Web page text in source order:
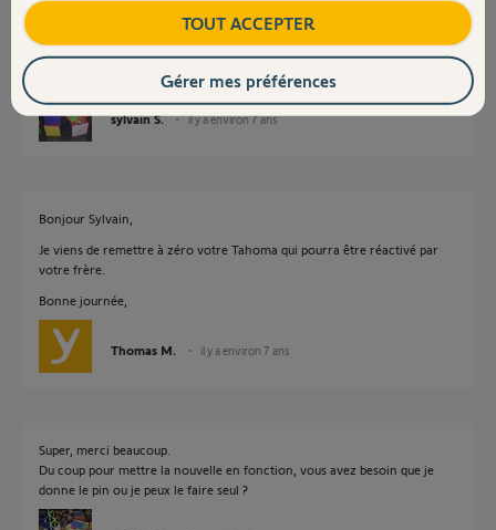
sylvain S. il y a environ 7 ans
Bonjour Sylvain,
Je viens de remettre à zéro votre Tahoma qui pourra être réactivé par
votre frère.
Bonne journée,
Thomas M. il y a environ 7 ans
Super, merci beaucoup.
Du coup pour mettre la nouvelle en fonction, vous avez besoin que je
donne le pin ou je peux le faire seul ?
TOUT ACCEPTER
Gérer mes préférences